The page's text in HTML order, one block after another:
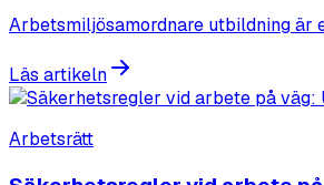
Arbetsmiljösamordnare utbildning är
Läs artikeln
Arbetsrätt